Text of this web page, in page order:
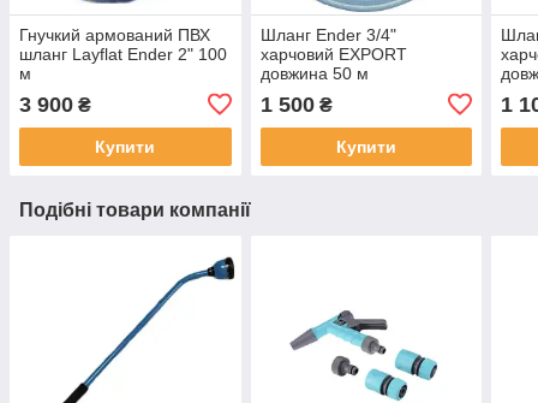
Гнучкий армований ПВХ
шланг Layflat Ender 2" 100
м
3 900 ₴
Купити
Шланг Ender 3/4"
харчовий EXPORT
довжина 50 м
1 500₴
Купити
1
Подібні товари компанії